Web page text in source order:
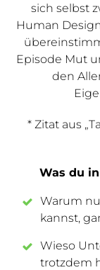
sich selbst
Human
Episode Mut
den
* Zitat aus
Was du
Warum
kannst,
Wieso
trotzdem